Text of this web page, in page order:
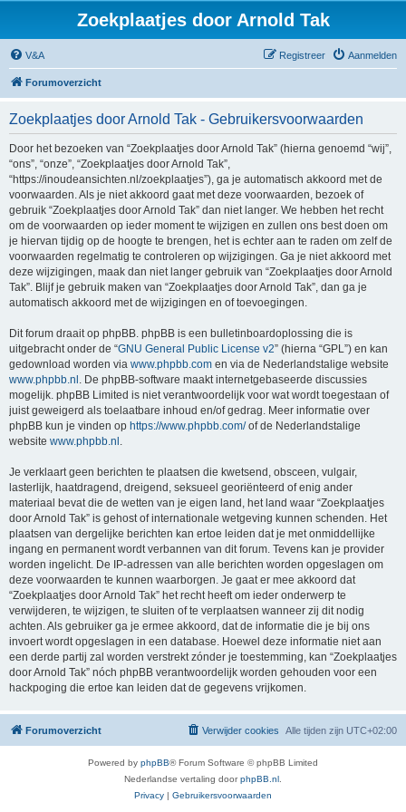
Zoekplaatjes door Arnold Tak
V&A Aanmelden
Registreer
Forumoverzicht
Zoekplaatjes door Arnold Tak - Gebruikersvoorwaarden
Door het bezoeken van “Zoekplaatjes door Arnold Tak” (hierna genoemd “wij”,
“ons”, “onze”, “Zoekplaatjes door Arnold Tak”,
“https://inoudeansichten.nl/zoekplaatjes”), ga je automatisch akkoord met de
voorwaarden. Als je niet akkoord gaat met deze voorwaarden, bezoek of
gebruik “Zoekplaatjes door Arnold Tak” dan niet langer. We hebben het recht
om de voorwaarden op ieder moment te wijzigen en zullen ons best doen om
je hiervan tijdig op de hoogte te brengen, het is echter aan te raden om zelf de
voorwaarden regelmatig te controleren op wijzigingen. Ga je niet akkoord met
deze wijzigingen, maak dan niet langer gebruik van “Zoekplaatjes door Arnold
Tak”. Blijf je gebruik maken van “Zoekplaatjes door Arnold Tak”, dan ga je
automatisch akkoord met de wijzigingen en of toevoegingen.
Dit forum draait op phpBB. phpBB is een bulletinboardoplossing die is
uitgebracht onder de “GNU General Public License v2” (hierna “GPL”) en kan
gedownload worden via www.phpbb.com en via de Nederlandstalige website
www.phpbb.nl . De phpBB-software maakt internetgebaseerde discussies
mogelijk. phpBB Limited is niet verantwoordelijk voor wat wordt toegestaan of
juist geweigerd als toelaatbare inhoud en/of gedrag. Meer informatie over
phpBB kun je vinden op https://www.phpbb.com/of de Nederlandstalige
website www.phpbb.nl .
Je verklaart geen berichten te plaatsen die kwetsend, obsceen, vulgair,
lasterlijk, haatdragend, dreigend, seksueel georiënteerd of enig ander
materiaal bevat die de wetten van je eigen land, het land waar “Zoekplaatjes
door Arnold Tak” is gehost of internationale wetgeving kunnen schenden. Het
plaatsen van dergelijke berichten kan ertoe leiden dat je met onmiddellijke
ingang en permanent wordt verbannen van dit forum. Tevens kan je provider
worden ingelicht. De IP-adressen van alle berichten worden opgeslagen om
deze voorwaarden te kunnen waarborgen. Je gaat er mee akkoord dat
“Zoekplaatjes door Arnold Tak” het recht heeft om ieder onderwerp te
verwijderen, te wijzigen, te sluiten of te verplaatsen wanneer zij dit nodig
achten. Als gebruiker ga je ermee akkoord, dat de informatie die je bij ons
invoert wordt opgeslagen in een database. Hoewel deze informatie niet aan
een derde partij zal worden verstrekt zónder je toestemming, kan “Zoekplaatjes
door Arnold Tak” nóch phpBB verantwoordelijk worden gehouden voor een
hackpoging die ertoe kan leiden dat de gegevens vrijkomen.
Forumoverzicht Alle tijden zijn UTC+02:00
Verwijder cookies
Powered by phpBB® Forum Software © phpBB Limited
Nederlandse vertaling doorphpBB.nl
Privacy | Gebruikersvoorwaarden